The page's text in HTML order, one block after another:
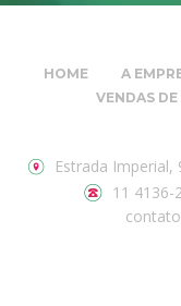
HOME A
VENDAS DE
Estrada
11 4136-